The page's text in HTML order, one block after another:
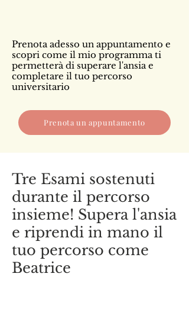
Prenota adesso un appuntamento e
scopri come il mio programma ti
permetterà di superare l'ansia e
completare il tuo percorso
universitario
Prenota un appuntamento
Tre Esami sostenuti
durante il percorso
insieme! Supera l'ansia
e riprendi in mano il
tuo percorso come
Beatrice